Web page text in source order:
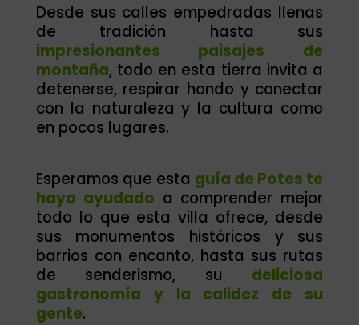
Desde sus calles empedradas llenas
de tradición hasta sus
impresionantes paisajes de
montaña, todo en esta tierra invita a
detenerse, respirar hondo y conectar
con la naturaleza y la cultura como
en pocos lugares.
Esperamos que esta guía de Potes te
haya ayudado a comprender mejor
todo lo que esta villa ofrece, desde
sus monumentos históricos y sus
barrios con encanto, hasta sus rutas
de senderismo, su deliciosa
gastronomía y la calidez de su
gente.